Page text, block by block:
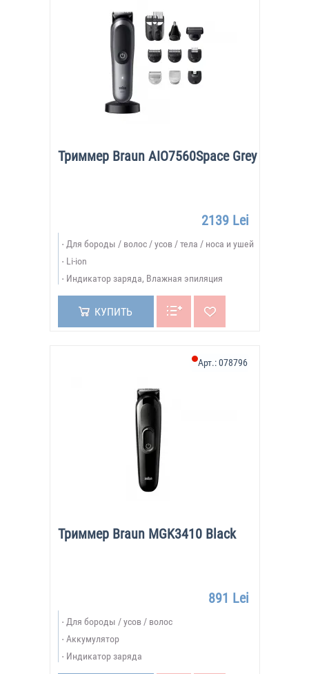
Триммер Braun AIO7560Space Grey
2139 Lei
Для бороды / волос / усов / тела / носа и ушей
Li-ion
Индикатор заряда, Влажная эпиляция
КУПИТЬ
Триммер Braun MGK3410 Black
Арт.:078796
891 Lei
Для бороды / усов / волос
Аккумулятор
Индикатор заряда